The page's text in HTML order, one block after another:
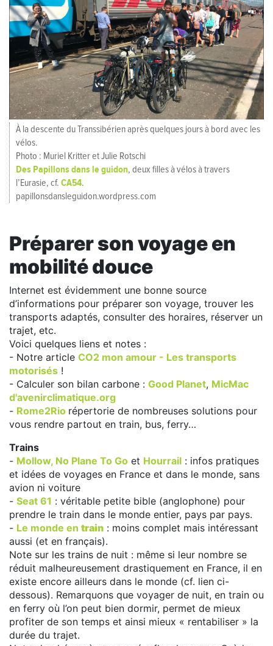
À la descente du Transsibérien après quelques jours à bord avec les
vélos.
Photo : Muriel Kritter et Julie Rotschi
Des Papillons dans le guidon, deux filles à vélos à travers
l’Eurasie, cf. CA54.
papillonsdansleguidon.wordpress.com
Préparer son voyage en
mobilité douce
Internet est évidemment une bonne source
d’informations pour préparer son voyage, trouver les
transports adaptés, consulter des horaires, réserver un
trajet, etc.
Voici quelques liens et notes :
- Notre article CO2 mon amour - Les transports
motorisés !
- Calculer son bilan carbone : Good Planet, MicMac
d'avenirclimatique.org
- Rome2Rio répertorie de nombreuses solutions pour
vous rendre partout en train, bus, ferry…
Trains
- Mollow, No Plane To Go et Hourrail : infos pratiques
et idées de voyages en France et dans le monde, sans
avion ni voiture
- Seat 61 : véritable petite bible (anglophone) pour
prendre le train dans le monde entier, pays par pays.
- Le monde en train : moins complet mais intéressant
aussi (et en français).
Note sur les trains de nuit : même si leur nombre se
réduit malheureusement drastiquement en France, il en
existe encore ailleurs dans le monde (cf. lien ci-
dessous). Remarquons que voyager de nuit, en train ou
en ferry où l’on peut bien dormir, permet de mieux
profiter de son temps et ainsi mieux « rentabiliser » la
durée du trajet.